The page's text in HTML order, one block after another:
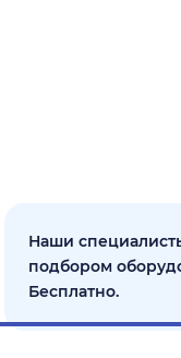
Наши
подбором
Бесплатно.